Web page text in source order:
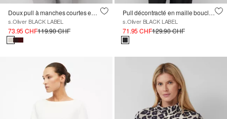
Doux pull à manches courtes en laine mélangée avec détail de bijoux
s.Oliver BLACK LABEL
73.95 CHF119.90 CHF
Pull décontracté en maille bouclée
s.Oliver BLACK LABEL
71.95 CHF129.90 CHF